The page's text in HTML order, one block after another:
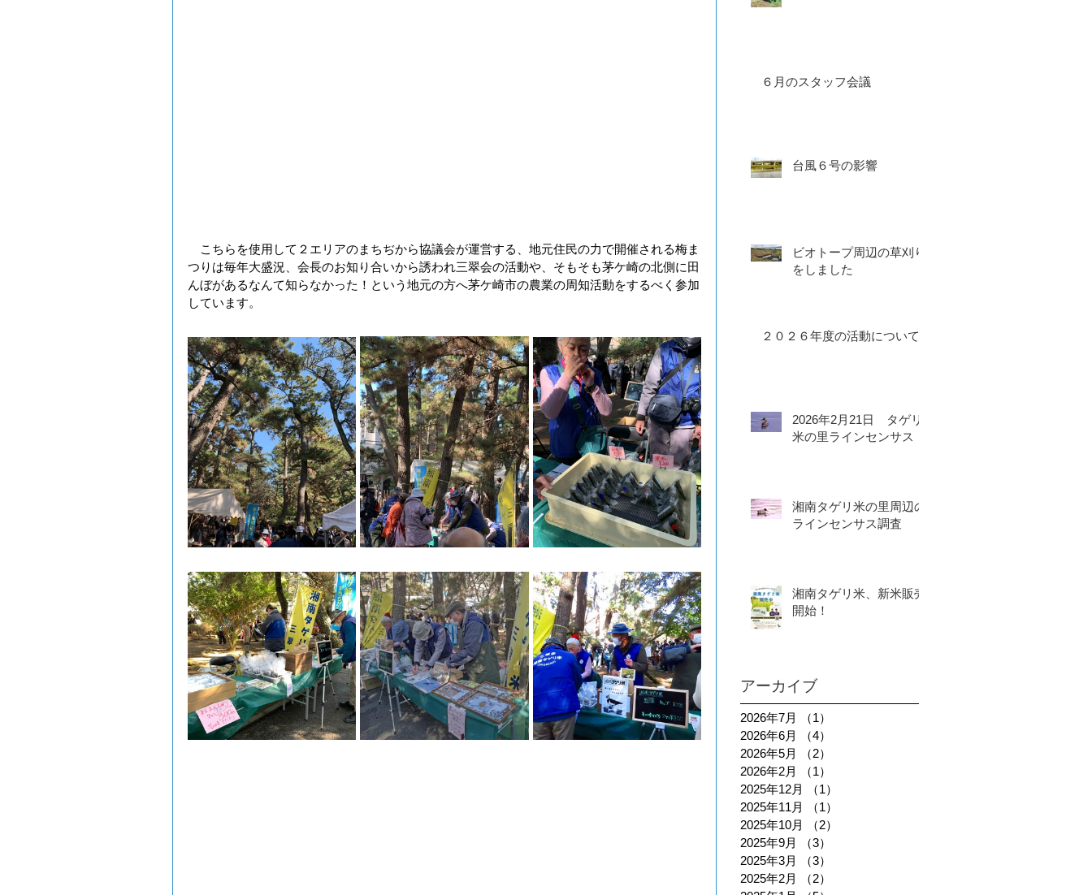
こちらを使用して２エリアのまちぢから協議会が運営する、地元住民の力で開催される梅ま
つりは毎年大盛況、会長のお知り合いから誘われ三翠会の活動や、そもそも茅ケ崎の北側に田
んぼがあるなんて知らなかった！という地元の方へ茅ケ崎市の農業の周知活動をするべく参加
しています。
６月のスタッフ会議
台風６号の影響
ビオトープ周辺の草刈り
をしました
２０２６年度の活動について
2026年2月21日 タゲリ
米の里ラインセンサス
湘南タゲリ米の里周辺の
ラインセンサス調査
湘南タゲリ米、新米販売
開始！
アーカイブ
2026年7月 （1）
2026年6月
（4）
2026年5月
（2）
2026年2月
（1）
2025年12月
（1）
2025年11月
（1）
2025年10月
（2）
2025年9月
（3）
2025年3月
（3）
2025年2月
（2）